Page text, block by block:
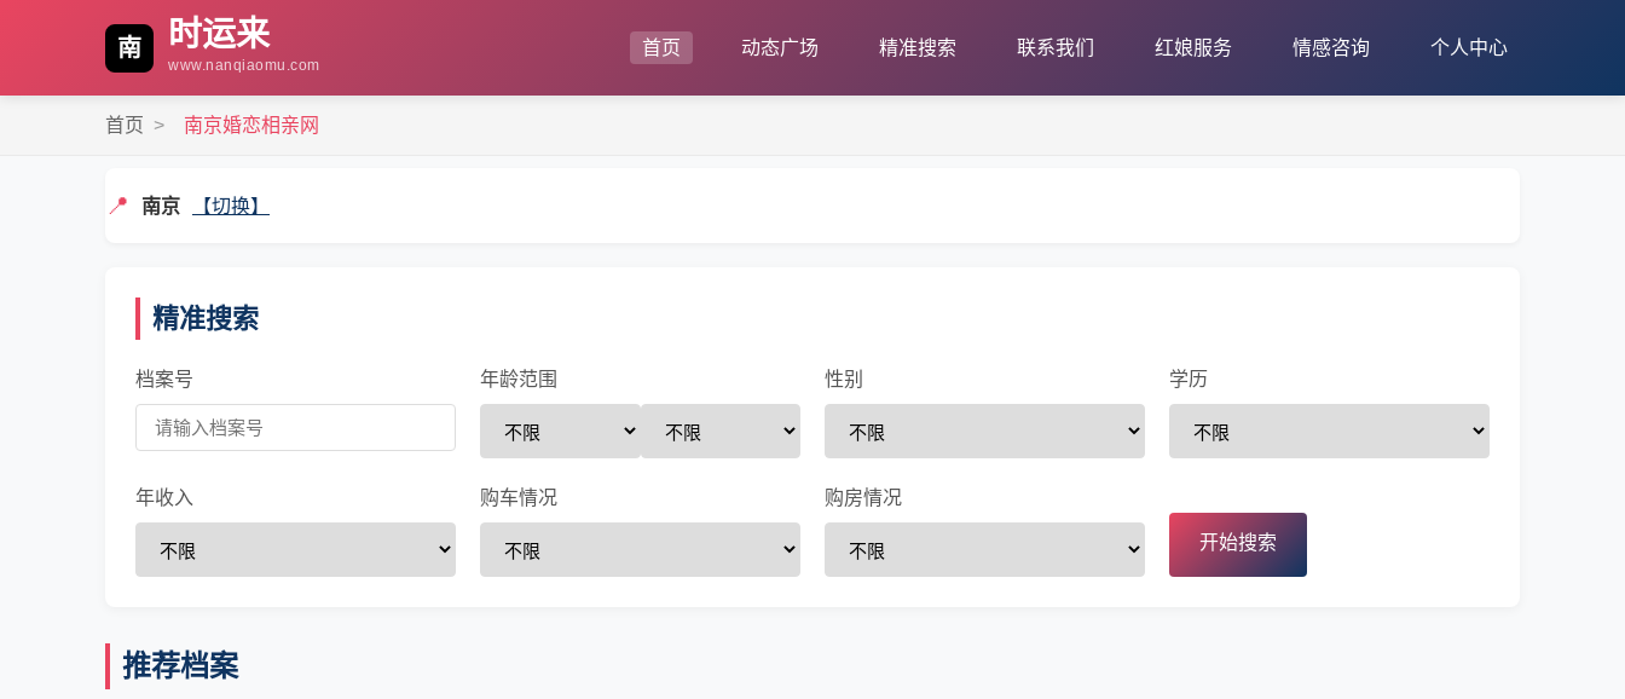
南 时运来
www.nanqiaomu.com
首页 动态广场 精准搜索 联系我们 红娘服务 情感咨询 个人中心
首页 > 南京婚恋相亲网
📍 南京 【切换】
精准搜索
档案号 年龄范围 性别 学历
年收入 购车情况 购房情况
开始搜索
推荐档案